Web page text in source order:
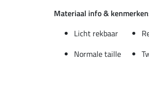
Materiaal info &
Licht rekbaar
Normale taille